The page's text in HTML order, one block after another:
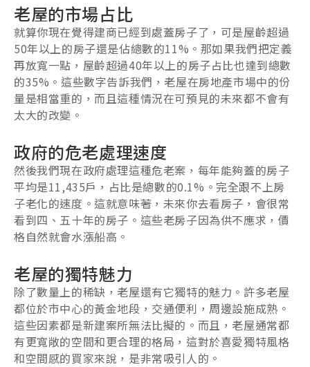
老屋的市場占比
就算你現在覺得建商已經到處蓋房子了，可是屋齡超過
50年以上的房子還是佔總數的11%。那如果我們把定義
再放寬一點，屋齡超過40年以上的房子占比也達到總數
的35%。這些數字告訴我們，老屋在房地產市場中的份
量是相當重的，而且這種情況在可預見的未來都不會有
太大的改變。
政府的危老處理速度
然後我們現在政府處理這種危老案，每年能夠蓋的房子
平均是11,435戶，占比是總數的0.1%。完全跟不上房
子老化的速度。這就意味著，未來你去看房子，會很常
看到四、五十年的房子。這些老房子因為供不應求，價
格自然就會水漲船高。
老屋的獨特魅力
除了數量上的稀缺，老屋還有它獨特的魅力。許多老屋
都位於市中心的黃金地段，交通便利，周邊設施成熟。
這些因素都是新建案所無法比擬的。而且，老屋通常都
有更寬敞的空間和更合理的格局，這對於喜愛獨特風格
和空間感的買家來說，是非常吸引人的。